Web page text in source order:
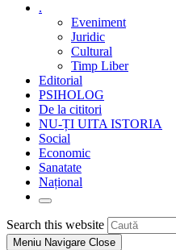
.
Eveniment
Juridic
Cultural
Timp Liber
Editorial
PSIHOLOG
De la cititori
NU-ȚI UITA ISTORIA
Social
Economic
Sanatate
Național
Toggle
website
search
Search this website
Meniu Navigare Close